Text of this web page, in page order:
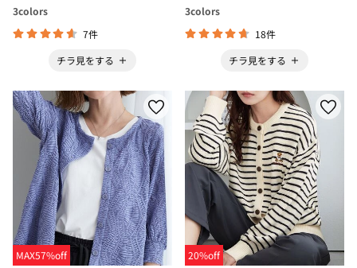
3colors
7件
チラ見をする
3colors
18件
チラ見をする
MAX57%off
20%off